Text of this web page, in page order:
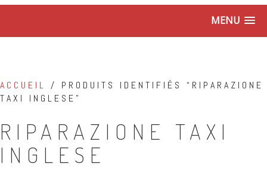
MENU
ACCUEIL / PRODUITS IDENTIFIÉS “RIPARAZIONE
TAXI INGLESE”
RIPARAZIONE TAXI
INGLESE